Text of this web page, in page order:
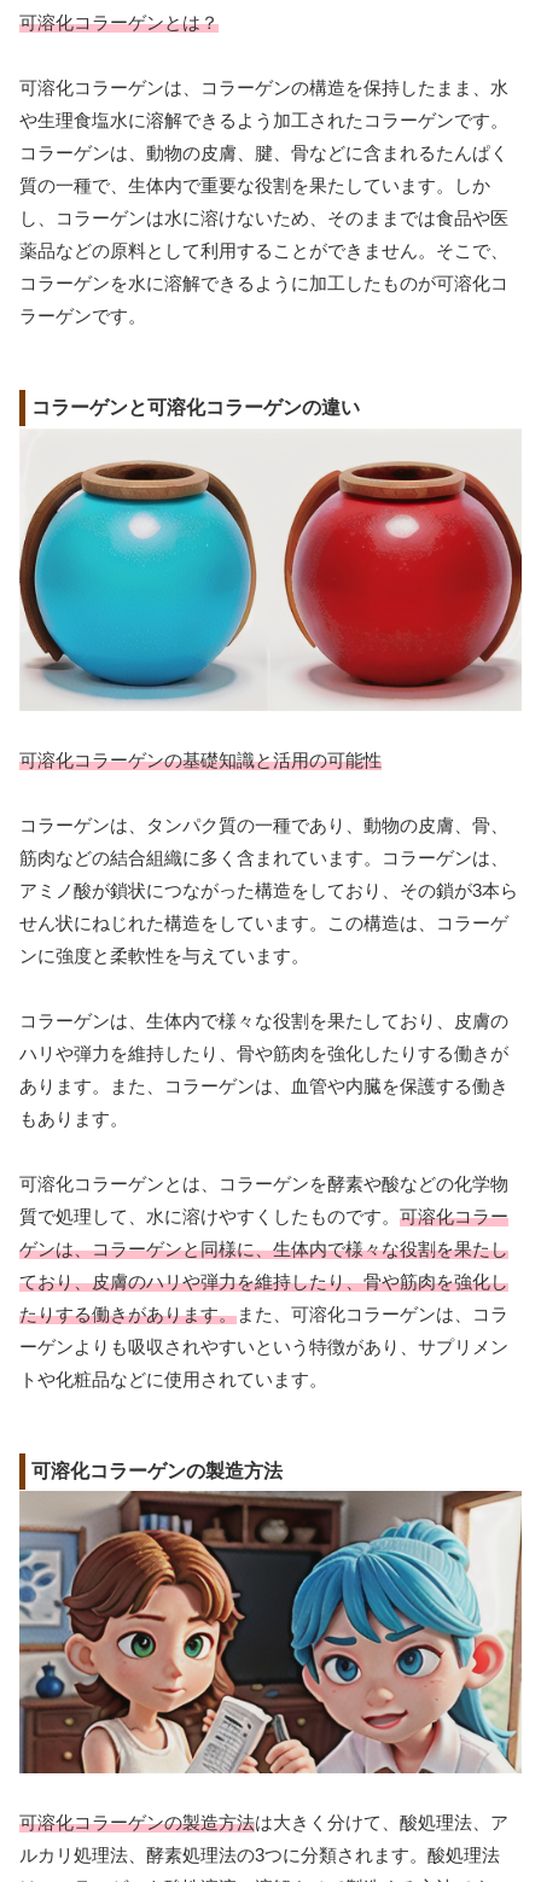
可溶化コラーゲンとは？
可溶化コラーゲンは、コラーゲンの構造を保持したまま、水
や生理食塩水に溶解できるよう加工されたコラーゲンです。
コラーゲンは、動物の皮膚、腱、骨などに含まれるたんぱく
質の一種で、生体内で重要な役割を果たしています。しか
し、コラーゲンは水に溶けないため、そのままでは食品や医
薬品などの原料として利用することができません。そこで、
コラーゲンを水に溶解できるように加工したものが可溶化コ
ラーゲンです。
コラーゲンと可溶化コラーゲンの違い
可溶化コラーゲンの基礎知識と活用の可能性
コラーゲンは、タンパク質の一種であり、動物の皮膚、骨、
筋肉などの結合組織に多く含まれています。コラーゲンは、
アミノ酸が鎖状につながった構造をしており、その鎖が3本ら
せん状にねじれた構造をしています。この構造は、コラーゲ
ンに強度と柔軟性を与えています。
コラーゲンは、生体内で様々な役割を果たしており、皮膚の
ハリや弾力を維持したり、骨や筋肉を強化したりする働きが
あります。また、コラーゲンは、血管や内臓を保護する働き
もあります。
可溶化コラーゲンとは、コラーゲンを酵素や酸などの化学物
質で処理して、水に溶けやすくしたものです。 可溶化コラー
ゲンは、コラーゲンと同様に、生体内で様々な役割を果たし
ており、皮膚のハリや弾力を維持したり、骨や筋肉を強化し
たりする働きがあります。また、可溶化コラーゲンは、コラ
ーゲンよりも吸収されやすいという特徴があり、サプリメン
トや化粧品などに使用されています。
可溶化コラーゲンの製造方法
可溶化コラーゲンの製造方法は大きく分けて、酸処理法、ア
ルカリ処理法、酵素処理法の3つに分類されます。酸処理法